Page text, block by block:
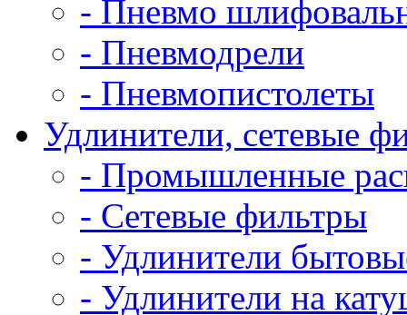
- Пневмо
- Пневмодрели
- Пневмопистолеты
Удлинители, сетевые
- Промышленные
- Сетевые фильтры
- Удлинители
- Удлинители на